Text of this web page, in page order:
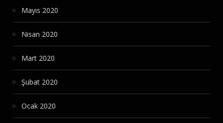
Mayıs 2020
Nisan 2020
Mart 2020
Şubat 2020
Ocak 2020